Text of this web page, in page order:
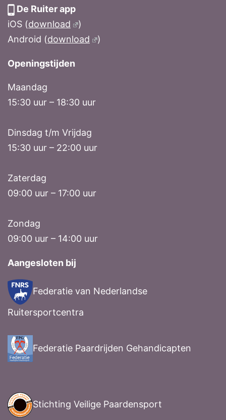
De Ruiter app
iOS (download
)
Android (download )
Openingstijden
Maandag
15:30 uur – 18:30 uur
Dinsdag t/m Vrijdag
15:30 uur – 22:00 uur
Zaterdag
09:00 uur – 17:00 uur
Zondag
09:00 uur – 14:00 uur
Aangesloten bij
Federatie van Nederlandse
Ruitersportcentra
Federatie Paardrijden Gehandicapten
Stichting Veilige Paardensport